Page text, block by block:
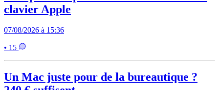
clavier Apple
07/08/2026 à 15:36
• 15
Un Mac juste pour de la bureautique ?